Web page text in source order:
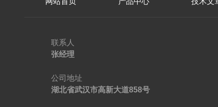
联系人
张经理
公司地址
湖北省武汉市高新大道858号